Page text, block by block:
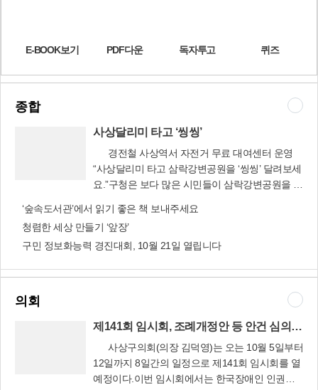
E-BOOK보기 PDF다운 독자투고 퀴즈
종합
사상달리미 타고 ‘씽씽’
‘씽씽’
“사상달리미 타고 삼락강변공원을 ‘씽씽’ 달려보세
요.”구청은 보다 많은 시민들이 삼락강변공원을 편
거 대여센터를 설치했다.구청은 지역단체의 도움
으로 자전거 76대와 보호장비를 확보해 6일부터
삼락강변공원을 방문하는 시민에게 무료로 자전
나 가능하다. 대여센터에 신분증을 맡긴 뒤 자전거
를 빌리면 된다. 오전 9시에서 오후 6시까지(동절
기 5시) 운영한다.구청은 사상역과 삼락강변공원
순환자전거 대여사업을 추진한 후 반응이 좋으면
부산시설관리공단의 지원을 받아 지하철 역세권
인 감전, 덕포, 모덕역 등 4개역을 연결하는 자전거
교통망 구축과 자전거 대여사업을 확대할 계획이
‘숲속도서관’에서 읽기 좋은 책 보내주세요
청렴한 세상 만들기 ‘앞장’
구민 정보화능력 경진대회, 10월 21일 열립니다
의회
제141회 임시회, 조례개정안 등 안건 심의 예정
12일까지 8일간의 일정으로 제141회 임시회를 열
예정이다.이번 임시회에서는 한국장애인 인권포